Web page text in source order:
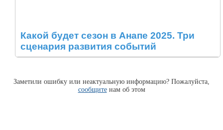
Какой будет сезон в Анапе 2025. Три
сценария развития событий
Заметили ошибку или неактуальную информацию? Пожалуйста,
сообщитенам об этом